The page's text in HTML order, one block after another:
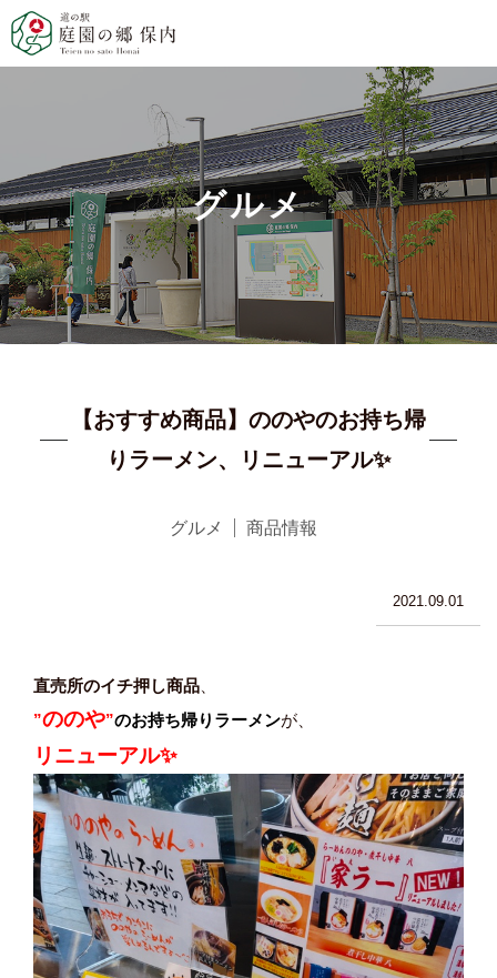
グルメ
【おすすめ商品】ののやのお持ち帰
りラーメン、リニューアル✨
グルメ 商品情報
2021.09.01
直売所のイチ押し商品
”ののや”のお持ち帰りラーメンが、
リニューアル✨